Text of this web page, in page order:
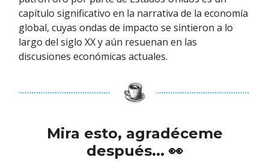
capítulo significativo en la narrativa de la economía
global, cuyas ondas de impacto se sintieron a lo
largo del siglo XX y aún resuenan en las
discusiones económicas actuales.
Mira esto, agradéceme
después... 👀